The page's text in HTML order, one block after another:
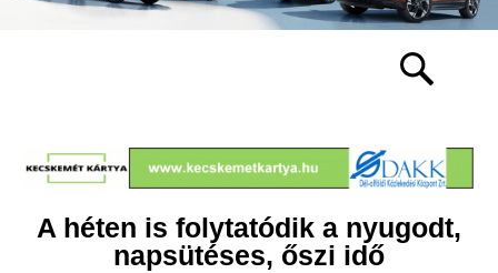
A héten is folytatódik a nyugodt,
napsütéses, őszi idő